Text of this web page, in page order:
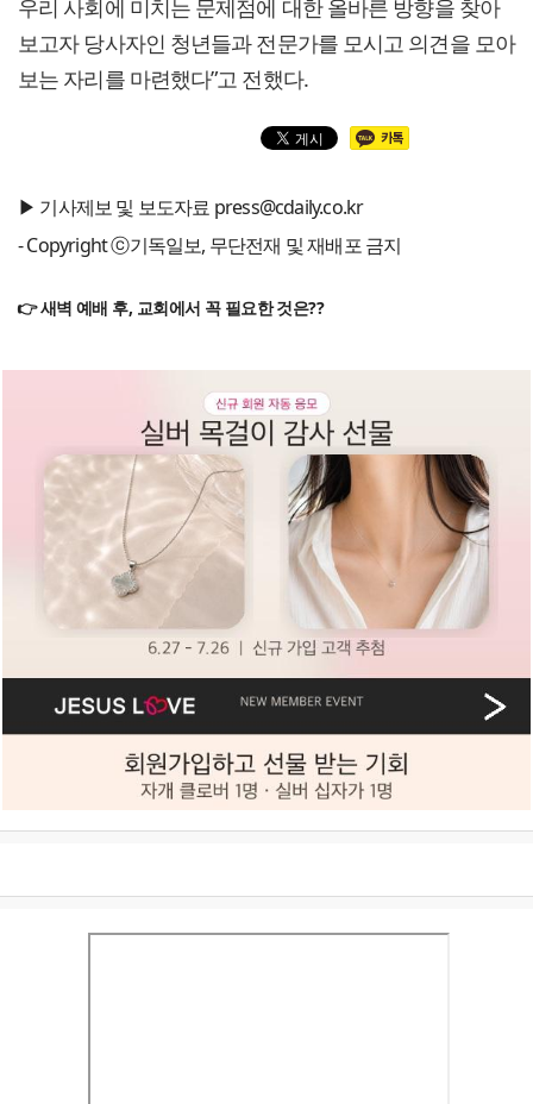
우리 사회에 미치는 문제점에 대한 올바른 방향을 찾아
보고자 당사자인 청년들과 전문가를 모시고 의견을 모아
보는 자리를 마련했다”고 전했다.
▶ 기사제보 및 보도자료 press@cdaily.co.kr
- Copyright ⓒ기독일보, 무단전재 및 재배포 금지
👉 새벽 예배 후, 교회에서 꼭 필요한 것은??